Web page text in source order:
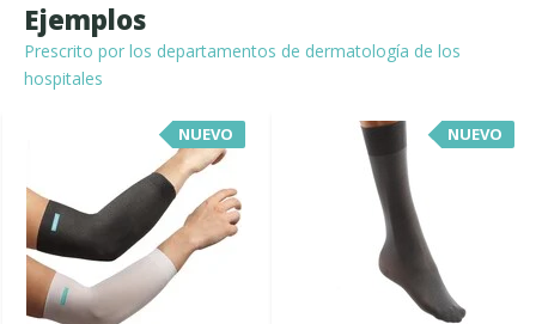
Ejemplos
Prescrito por los departamentos de dermatología de los
hospitales
NUEVO NUEVO